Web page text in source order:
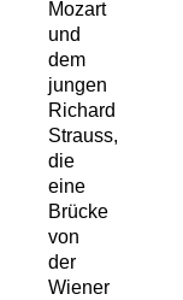
Mozart
und
dem
jungen
Richard
Strauss,
die
eine
Brücke
von
der
Wiener